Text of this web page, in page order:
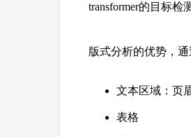
transformer的目标检
版式分析的优势，
文本区域：页
表格